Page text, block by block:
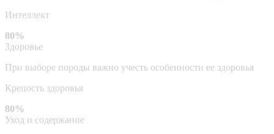
Интеллект
80%
Здоровье
При выборе породы важно учесть особенности ее здоровья
Крепость здоровья
80%
Уход и содержание